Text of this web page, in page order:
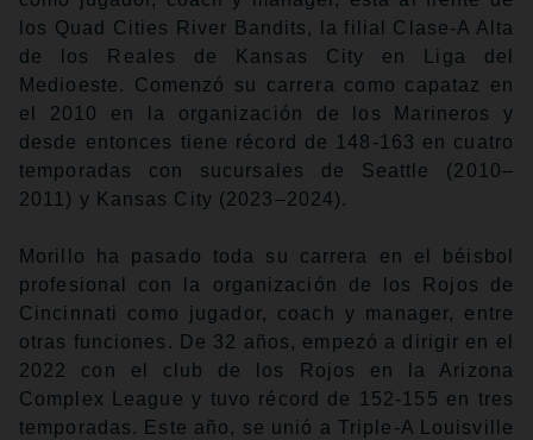
los Quad Cities River Bandits, la filial Clase-A Alta
de los Reales de Kansas City en Liga del
Medioeste. Comenzó su carrera como capataz en
el 2010 en la organización de los Marineros y
desde entonces tiene récord de 148-163 en cuatro
temporadas con sucursales de Seattle (2010–
2011) y Kansas City (2023–2024).
Morillo ha pasado toda su carrera en el béisbol
profesional con la organización de los Rojos de
Cincinnati como jugador, coach y manager, entre
otras funciones. De 32 años, empezó a dirigir en el
2022 con el club de los Rojos en la Arizona
Complex League y tuvo récord de 152-155 en tres
temporadas. Este año, se unió a Triple-A Louisville